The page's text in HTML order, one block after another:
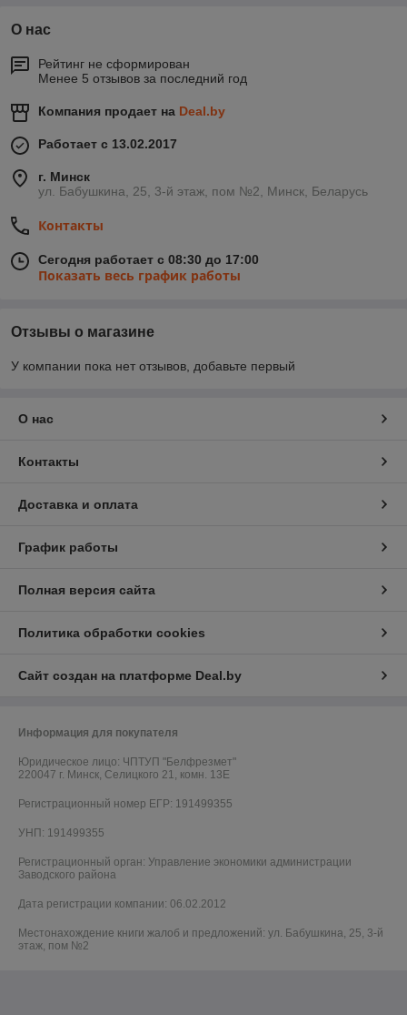
О нас
Рейтинг не сформирован
Менее 5 отзывов за последний год
Компания продает на Deal.by
Работает с 13.02.2017
г. Минск
ул. Бабушкина, 25, 3-й этаж, пом №2, Минск, Беларусь
Контакты
Сегодня работает с 08:30 до 17:00
Показать весь график работы
Отзывы о магазине
У компании пока нет отзывов, добавьте первый
О нас
Контакты
Доставка и оплата
График работы
Полная версия сайта
Политика обработки cookies
Сайт создан на платформе Deal.by
Информация для покупателя
Юридическое лицо: ЧПТУП "Белфрезмет"
220047 г. Минск, Селицкого 21, комн. 13Е
Регистрационный номер ЕГР: 191499355
УНП: 191499355
Регистрационный орган: Управление экономики администрации
Заводского района
Дата регистрации компании: 06.02.2012
Местонахождение книги жалоб и предложений: ул. Бабушкина, 25, 3-й
этаж, пом №2